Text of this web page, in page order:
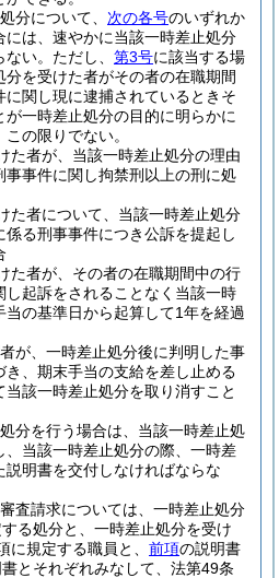
分について、 次の各号のいずれか
には、速やかに当該一時差止処分
い。 ただし、 第3号に該当する場
を受けた者がその者の在職期間
関し現に逮捕されているときそ
一時差止処分の目的に明らかに
の限りでない。
た者が、当該一時差止処分の理由
事事件に関し拘禁刑以上の刑に処
た者について、当該一時差止処分
る刑事事件につき公訴を提起し
た者が、その者の在職期間中の行
し起訴をされることなく当該一時
当の基準日から起算して1年を経過
が、一時差止処分後に判明した事
、期末手当の支給を差し止める
該一時差止処分を取り消すこと
分を行う場合は、当該一時差止処
当該一時差止処分の際、一時差
説明書を交付しなければならな
査請求については、一時差止処分
る処分と、一時差止処分を受け
に規定する職員と、 前項の説明書
とそれぞれみなして、法第49条